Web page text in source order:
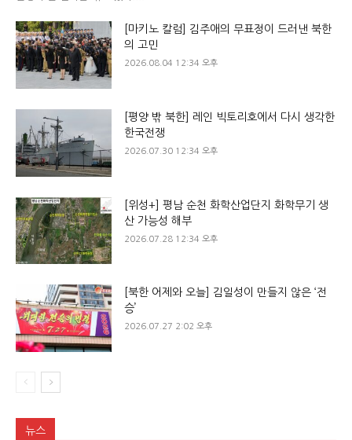
[마키노 칼럼] 김주애의 무표정이 드러낸 북한
의 고민
2026.08.04 12:34 오후
[평양 밖 북한] 레인 빅토리호에서 다시 생각한
한국전쟁
2026.07.30 12:34 오후
[위성+] 평남 순천 화학산업단지 화학무기 생
산 가능성 해부
2026.07.28 12:34 오후
[북한 어제와 오늘] 김일성이 만들지 않은 ‘전
승’
2026.07.27 2:02 오후
뉴스